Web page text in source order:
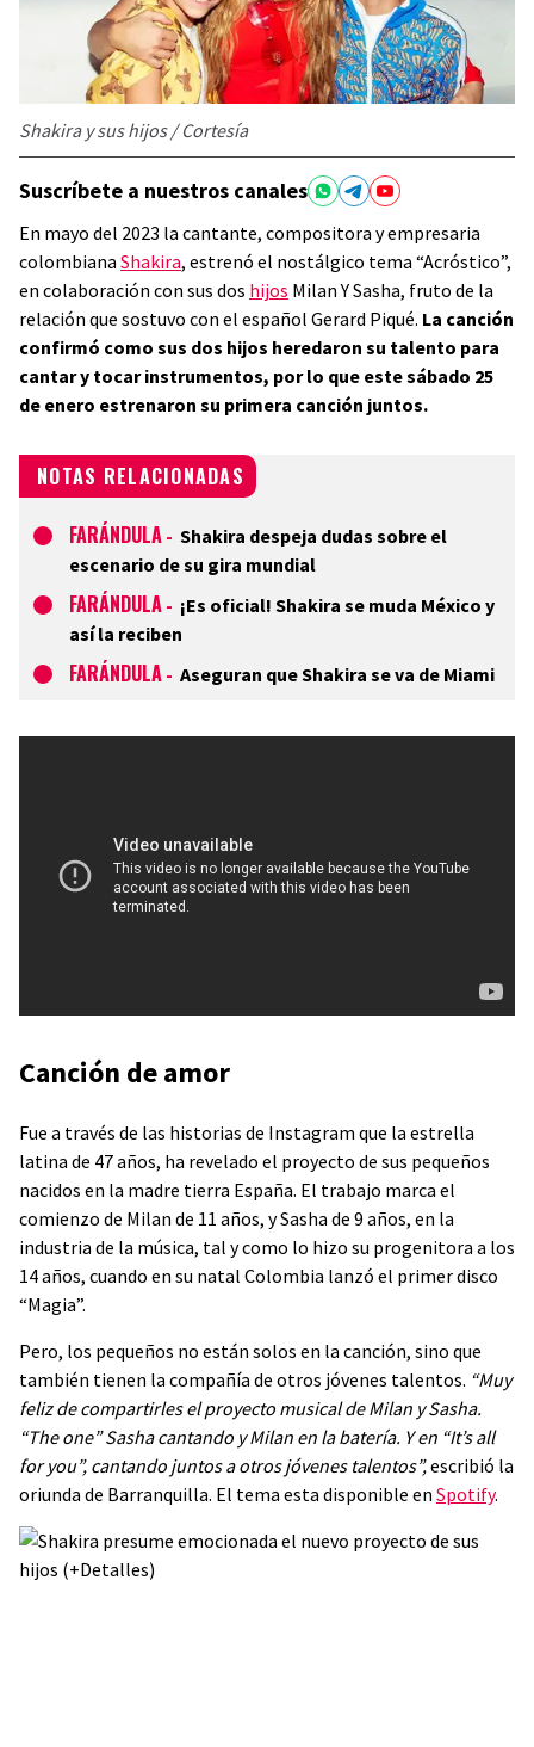
Shakira y sus hijos / Cortesía
Suscríbete a nuestros canales
En mayo del 2023 la cantante, compositora y empresaria
colombiana Shakira, estrenó el nostálgico tema “Acróstico”,
en colaboración con sus dos hijos Milan Y Sasha, fruto de la
relación que sostuvo con el español Gerard Piqué. La canción
confirmó como sus dos hijos heredaron su talento para
cantar y tocar instrumentos, por lo que este sábado 25
de enero estrenaron su primera canción juntos.
NOTAS RELACIONADAS
FARÁNDULA - Shakira despeja dudas sobre el
escenario de su gira mundial
FARÁNDULA - ¡Es oficial! Shakira se muda México y
así la reciben
FARÁNDULA - Aseguran que Shakira se va de Miami
Canción de amor
Fue a través de las historias de Instagram que la estrella
latina de 47 años, ha revelado el proyecto de sus pequeños
nacidos en la madre tierra España. El trabajo marca el
comienzo de Milan de 11 años, y Sasha de 9 años, en la
industria de la música, tal y como lo hizo su progenitora a los
14 años, cuando en su natal Colombia lanzó el primer disco
“Magia”.
Pero, los pequeños no están solos en la canción, sino que
también tienen la compañía de otros jóvenes talentos. “Muy
feliz de compartirles el proyecto musical de Milan y Sasha.
“The one” Sasha cantando y Milan en la batería. Y en “It’s all
for you”, cantando juntos a otros jóvenes talentos”,escribió la
oriunda de Barranquilla. El tema esta disponible en Spotify.